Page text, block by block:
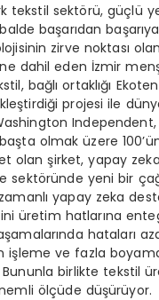
tekstil sektörü, güçlü
başarıdan
zirve noktası
dahil eden İzmir
bağlı ortaklığı
projesi ile
olmak üzere
olan şirket, yapay
yeni bir
yapay zeka
üretim hatlarına
hataları
işleme ve fazla
birlikte tekstil
ölçüde düşürüyor.